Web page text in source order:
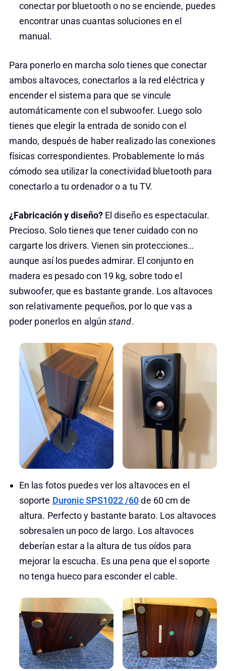
conectar por bluetooth o no se enciende, puedes
encontrar unas cuantas soluciones en el
manual.
Para ponerlo en marcha solo tienes que conectar
ambos altavoces, conectarlos a la red eléctrica y
encender el sistema para que se vincule
automáticamente con el subwoofer. Luego solo
tienes que elegir la entrada de sonido con el
mando, después de haber realizado las conexiones
físicas correspondientes. Probablemente lo más
cómodo sea utilizar la conectividad bluetooth para
conectarlo a tu ordenador o a tu TV.
¿Fabricación y diseño? El diseño es espectacular.
Precioso. Solo tienes que tener cuidado con no
cargarte los drivers. Vienen sin protecciones…
aunque así los puedes admirar. El conjunto en
madera es pesado con 19 kg, sobre todo el
subwoofer, que es bastante grande. Los altavoces
son relativamente pequeños, por lo que vas a
poder ponerlos en algúnstand.
En las fotos puedes ver los altavoces en el
soporte Duronic SPS1022 /60de 60 cm de
altura. Perfecto y bastante barato. Los altavoces
sobresalen un poco de largo. Los altavoces
deberían estar a la altura de tus oídos para
mejorar la escucha. Es una pena que el soporte
no tenga hueco para esconder el cable.